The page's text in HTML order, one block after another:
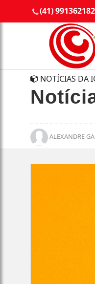
(41) 991362182
NOTÍCIAS DA
ALEXANDRE